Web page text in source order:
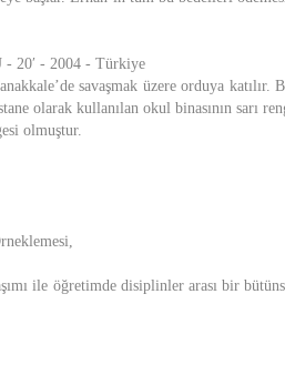
20′ - 2004 - Türkiye
savaşmak üzere orduya katılır.
olarak kullanılan okul binasının sarı
olmuştur.
ile öğretimde disiplinler arası bir